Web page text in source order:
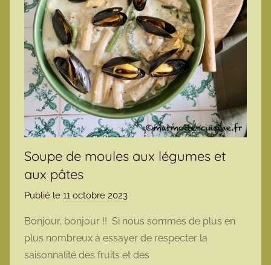
Soupe de moules aux légumes et
aux pâtes
Publié le 11 octobre 2023
r
m
a
Bonjour, bonjour !! Si nous sommes de plus en
plus nombreux à essayer de respecter la
saisonnalité des fruits et des